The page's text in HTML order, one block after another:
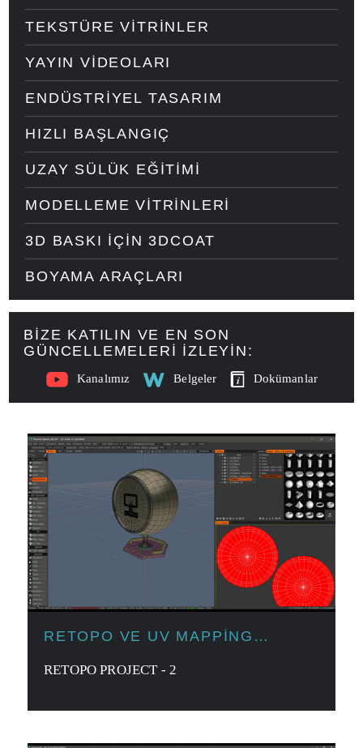
TEKSTÜRE VITRINLER
YAYIN VIDEOLARI
ENDÜSTRIYEL TASARIM
HIZLI BAŞLANGIÇ
UZAY SÜLÜK EĞITIMI
MODELLEME VITRINLERI
3D BASKI IÇIN 3DCOAT
BOYAMA ARAÇLARI
BIZE KATILIN VE EN SON
GÜNCELLEMELERI IZLEYIN:
Kanalımız Belgeler Dokümanlar
RETOPO VE UV MAPPING
RETOPO PROJECT - 2